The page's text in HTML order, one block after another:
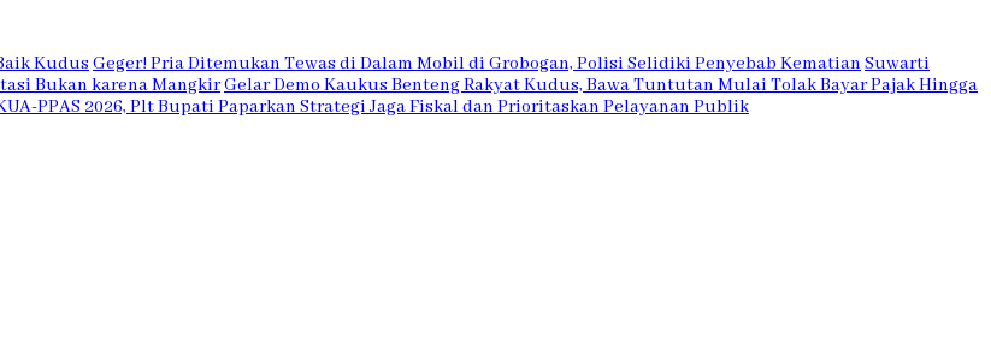
Kudus Geger! Pria Ditemukan Tewas di Dalam Mobil di Grobogan, Polisi Selidiki Penyebab Kematian Suwarti
Bukan karena MangkirGelar Demo Kaukus Benteng Rakyat Kudus, Bawa Tuntutan Mulai Tolak Bayar Pajak Hingga
PPAS 2026, Plt Bupati Paparkan Strategi Jaga Fiskal dan Prioritaskan Pelayanan Publik